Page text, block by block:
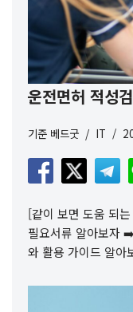
운전면허 적성
기준 베드굿 IT
[같이 보면 도움 되
필요서류 알아보자
와 활용 가이드 알